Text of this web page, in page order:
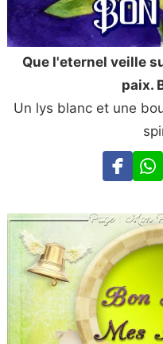
Que l'eternel veille
paix.
Un lys blanc et une